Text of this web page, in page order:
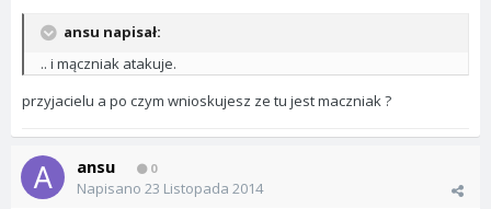
ansu napisał:
.. i mączniak atakuje.
przyjacielu a po czym wnioskujesz ze tu jest maczniak ?
ansu 0
Napisano 23 Listopada 2014